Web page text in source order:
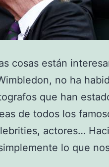
cosas están
no ha
que han
de todos los
actores…
lo que